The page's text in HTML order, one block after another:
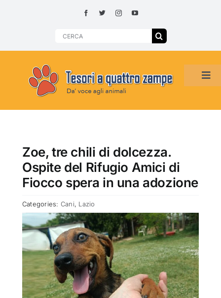
Search
HOME
SMARRITI O DA ADOTTARE
ADOTTATI O RITROVATI
ATTUALITÀ
VIDEO
Zoe, tre chili di dolcezza.
Ospite del Rifugio Amici di
Fiocco spera in una adozione
Categories: Cani, Lazio